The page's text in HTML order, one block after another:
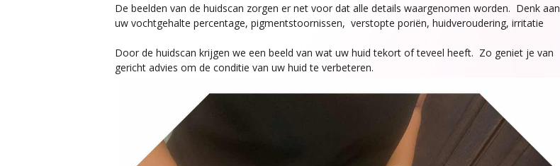
De beelden van de huidscan zorgen er net voor dat alle details waargenomen worden. Denk aan
uw vochtgehalte percentage, pigmentstoornissen, verstopte poriën, huidveroudering, irritatie
Door de huidscan krijgen we een beeld van wat uw huid tekort of teveel heeft. Zo geniet je van
gericht advies om de conditie van uw huid te verbeteren.